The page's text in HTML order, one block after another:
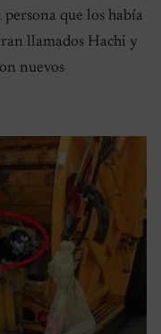
persona que los había
llamados Hachi y
nuevos